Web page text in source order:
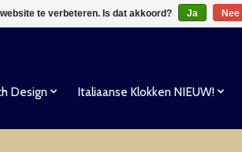
Design Italiaanse Klokken NIEUW!
te verbeteren. Is dat akkoord? Ja Nee